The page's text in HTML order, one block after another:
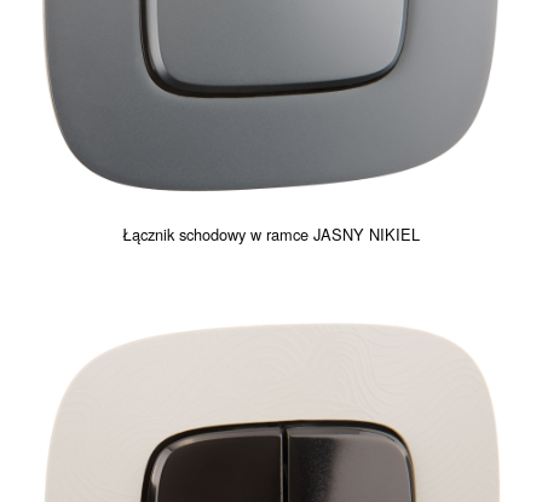
Łącznik schodowy w ramce JASNY NIKIEL